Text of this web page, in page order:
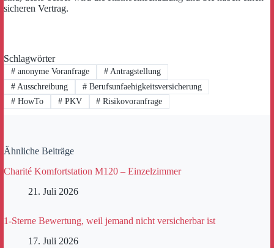
sicheren Vertrag.
Schlagwörter
#anonyme Voranfrage #Antragstellung
#Ausschreibung #Berufsunfaehigkeitsversicherung
#HowTo #PKV # Risikovoranfrage
Ähnliche Beiträge
Charité Komfortstation M120 – Einzelzimmer
21. Juli 2026
1-Sterne Bewertung, weil jemand nicht versicherbar ist
17. Juli 2026